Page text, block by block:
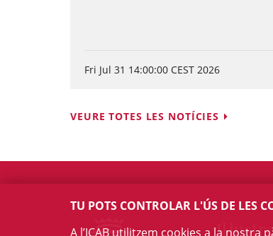
Fri Jul 31 14:00:00 CEST 2026
VEURE TOTES LES NOTÍCIES
TU POTS CONTROLAR L'ÚS DE LES
A l’ICAB utilitzem cookies a la